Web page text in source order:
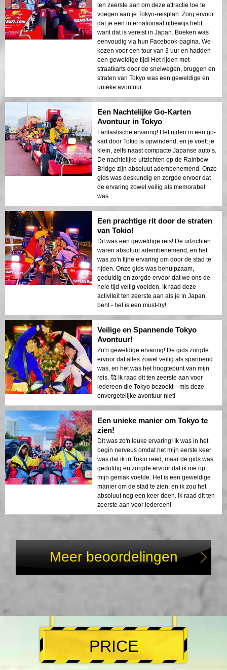
ten zeerste aan om deze attractie toe te
voegen aan je Tokyo-reisplan. Zorg ervoor
dat je een internationaal rijbewijs hebt,
want dat is vereist in Japan. Boeken was
eenvoudig via hun Facebook-pagina. We
kozen voor een tour van 3 uur en hadden
een geweldige tijd! Het rijden met
straatkarts door de snelwegen, bruggen en
straten van Tokyo was een geweldige en
unieke avontuur.
Een Nachtelijke Go-Karten
Avontuur in Tokyo
Fantastische ervaring! Het rijden in een go-
kart door Tokio is opwindend, en je voelt je
klein, zelfs naast compacte Japanse auto’s.
De nachtelijke uitzichten op de Rainbow
Bridge zijn absoluut adembenemend. Onze
gids was deskundig en zorgde ervoor dat
de ervaring zowel veilig als memorabel
was.
Een prachtige rit door de straten
van Tokio!
Dit was een geweldige reis! De uitzichten
waren absoluut adembenemend, en het
was zo'n fijne ervaring om door de stad te
rijden. Onze gids was behulpzaam,
geduldig en zorgde ervoor dat we ons de
hele tijd veilig voelden. Ik raad deze
activiteit ten zeerste aan als je in Japan
bent - het is een must-try!
Veilige en Spannende Tokyo
Avontuur!
Zo'n geweldige ervaring! De gids zorgde
ervoor dat alles zowel veilig als spannend
was, en het was het hoogtepunt van mijn
reis. 🥰 Ik raad dit ten zeerste aan voor
iedereen die Tokyo bezoekt—mis deze
onvergetelijke avontuur niet!
Een unieke manier om Tokyo te
zien!
Dit was zo'n leuke ervaring! Ik was in het
begin nerveus omdat het mijn eerste keer
was dat ik in Tokio reed, maar de gids was
geduldig en zorgde ervoor dat ik me op
mijn gemak voelde. Het is een geweldige
manier om de stad te zien, en ik zou het
absoluut nog een keer doen. Ik raad dit ten
zeerste aan voor iedereen!
Meer beoordelingen
PRICE